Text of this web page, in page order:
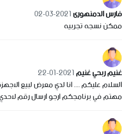
فارس الدمنهورى2021-03-02
ممكن نسجه تجربيه
غنيم ربحي غنيم2021-01-22
السلام عليكم .... انا لدي معرض لبيع
مهتم في برنامجكم ارجو ارسال رقم